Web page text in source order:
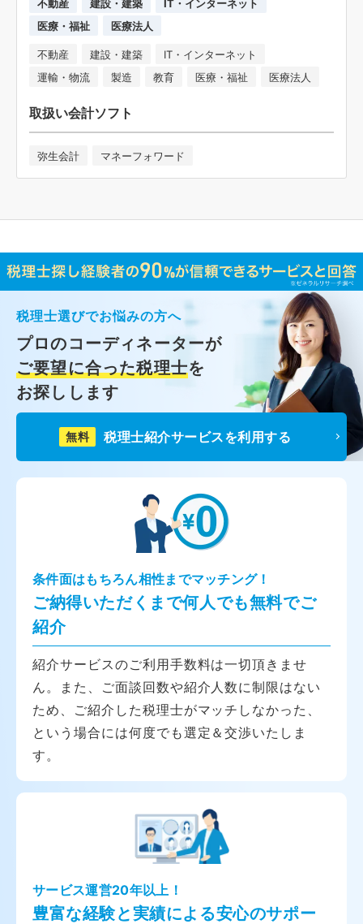
不動産 建設・建築
IT・インターネット
医療・福祉
医療法人
不動産 建設・建築
IT・インターネット
運輸・物流
製造 教育 医療・福祉 医療法人
取扱い会計ソフト
弥生会計 マネーフォワード
税理士選びでお悩みの方へ
プロのコーディネーターが
ご要望に合った税理士を
お探しします
無料 税理士紹介サービスを利用する
条件面はもちろん相性までマッチング！
ご納得いただくまで何人でも無料でご
紹介
紹介サービスのご利用手数料は一切頂きませ
ん。また、ご面談回数や紹介人数に制限はない
ため、ご紹介した税理士がマッチしなかった、
という場合には何度でも選定＆交渉いたしま
す。
サービス運営20年以上！
豊富な経験と実績による安心のサポー